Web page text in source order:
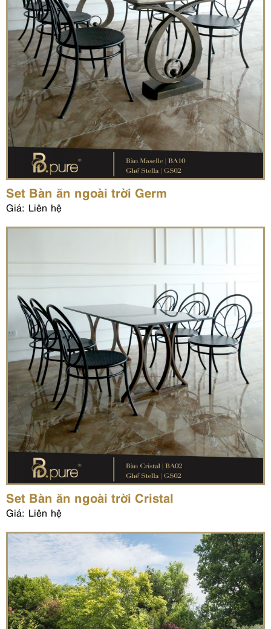
Set Bàn ăn ngoài trời Germ
Giá: Liên hệ
Set Bàn ăn ngoài trời Cristal
Giá: Liên hệ